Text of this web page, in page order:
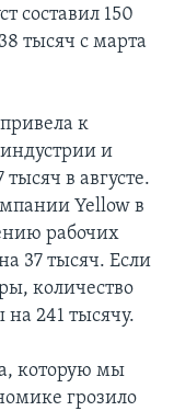
составил 150
тысяч с марта
к
и
в августе.
Yellow в
рабочих
37 тысяч. Если
количество
на 241 тысячу.
которую мы
грозило